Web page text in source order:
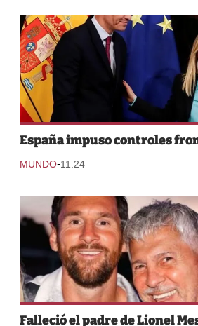
España impuso controles
MUNDO-11:24
Falleció el padre de Lionel